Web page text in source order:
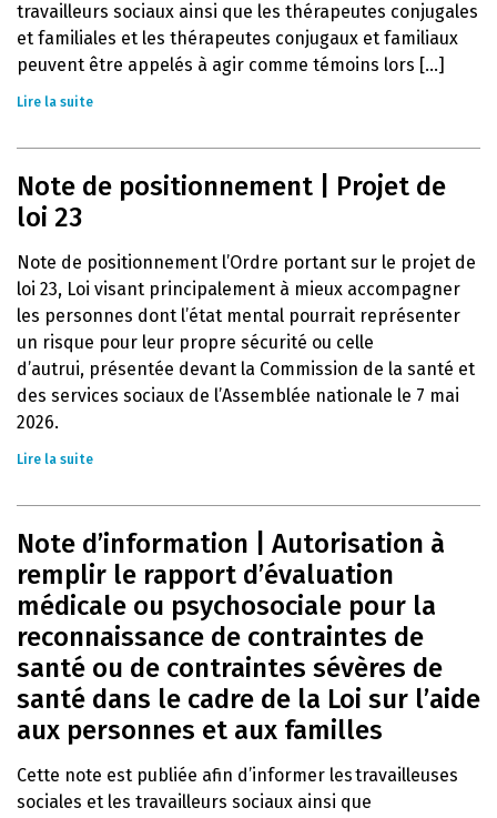
travailleurs sociaux ainsi que les thérapeutes conjugales
et familiales et les thérapeutes conjugaux et familiaux
peuvent être appelés à agir comme témoins lors [...]
Lire la suite
Note de positionnement | Projet de
loi 23
Note de positionnement l’Ordre portant sur le projet de
loi 23, Loi visant principalement à mieux accompagner
les personnes dont l’état mental pourrait représenter
un risque pour leur propre sécurité ou celle
d’autrui, présentée devant la Commission de la santé et
des services sociaux de l’Assemblée nationale le 7 mai
2026.
Lire la suite
Note d’information | Autorisation à
remplir le rapport d’évaluation
médicale ou psychosociale pour la
reconnaissance de contraintes de
santé ou de contraintes sévères de
santé dans le cadre de la Loi sur l’aide
aux personnes et aux familles
Cette note est publiée afin d’informer les travailleuses
sociales et les travailleurs sociaux ainsi que